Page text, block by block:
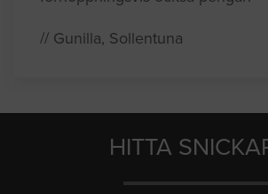
// Gunilla, Sollentuna
HITTA